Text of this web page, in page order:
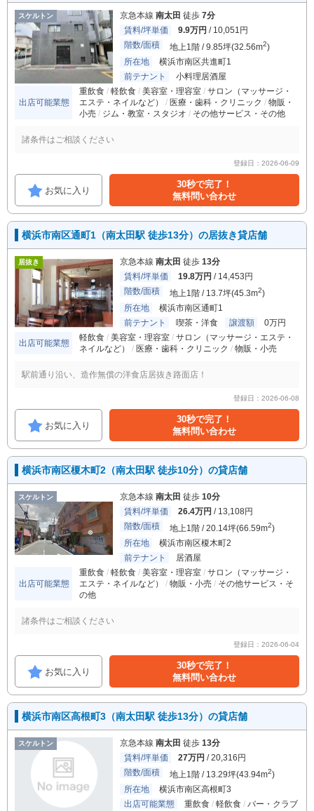
スケルトン 京急本線 南太田 徒歩 7分
賃料/坪単価
9.9万円 / 10,051円
階数/面積
地上1階 / 9.85坪(32.56m2)
所在地
横浜市南区共進町1
前テナント
小料理居酒屋
出店可能業態
重飲食 軽飲食 美容室・理容室
サロン（マッサージ・
エステ・ネイルなど）
医療・歯科・クリニック
物販・
小売
ジム・教室・スタジオ その他サービス・その他
諸条件はご相談ください
登録日：2026-06-09
お気に入り
30秒で完了！
無料問い合わせ
横浜市南区通町1（南太田駅 徒歩13分）の居抜き貸店舗
居抜き 京急本線 南太田 徒歩 13分
賃料/坪単価
19.8万円 / 14,453円
階数/面積
地上1階 / 13.7坪(45.3m2)
所在地
横浜市南区通町1
前テナント
喫茶・洋食 譲渡額 0万円
出店可能業態
軽飲食 美容室・理容室
サロン（マッサージ・エステ・
ネイルなど）
医療・歯科・クリニック 物販・小売
駅前通り沿い、造作無償の洋食店居抜き路面店！
登録日：2026-06-08
お気に入り
30秒で完了！
無料問い合わせ
横浜市南区榎木町2（南太田駅 徒歩10分）の貸店舗
スケルトン 京急本線 南太田 徒歩 10分
賃料/坪単価
26.4万円 / 13,108円
階数/面積
地上1階 / 20.14坪(66.59m2)
所在地
横浜市南区榎木町2
前テナント
居酒屋
出店可能業態
重飲食 軽飲食 美容室・理容室
サロン（マッサージ・
エステ・ネイルなど）
物販・小売
その他サービス・そ
の他
諸条件はご相談ください
登録日：2026-06-04
お気に入り
30秒で完了！
無料問い合わせ
横浜市南区高根町3（南太田駅 徒歩13分）の貸店舗
スケルトン 京急本線 南太田 徒歩 13分
賃料/坪単価
27万円 / 20,316円
階数/面積
地上1階 / 13.29坪(43.94m2)
所在地
横浜市南区高根町3
出店可能業態
重飲食 軽飲食 バー・クラブ